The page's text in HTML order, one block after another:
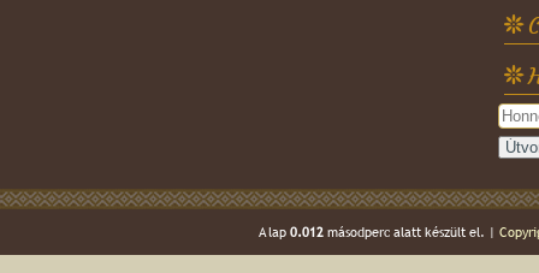
A lap 0.012másodperc alatt készült el. |